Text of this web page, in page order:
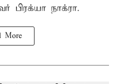
பிரக்யா நாக்ரா.
More